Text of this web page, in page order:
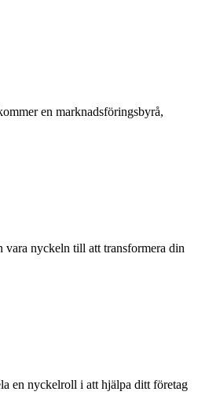
en marknadsföringsbyrå,
vara nyckeln till att transformera din
en nyckelroll i att hjälpa ditt företag